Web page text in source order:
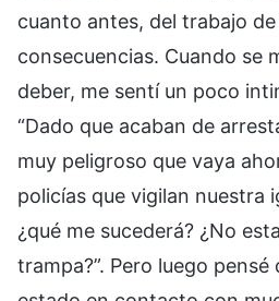
cuanto antes, del trabajo
consecuencias. Cuando se
deber, me sentí un poco
“Dado que acaban de
muy peligroso que vaya
policías que vigilan nuestra
¿qué me sucederá? ¿No
trampa?”. Pero luego